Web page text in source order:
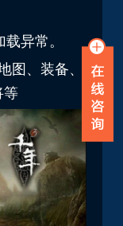
异常。
图、装备、
等